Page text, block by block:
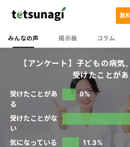
みんなの声 掲示板 コラム
無
【アンケート】子どもの病気
受けたことが
受けたことがあ
る
9%
受けたことがな
い
気になっている
11.3%